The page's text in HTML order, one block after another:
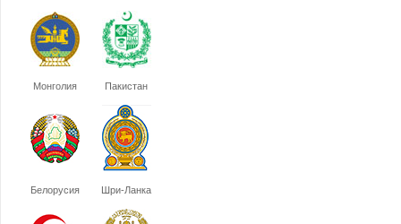
Монголия Пакистан
Белорусия Шри-Ланка